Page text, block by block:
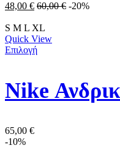
48,00 € 60,00€ -20%
S M L XL
Quick View
Επιλογή
65,00 €
-10%